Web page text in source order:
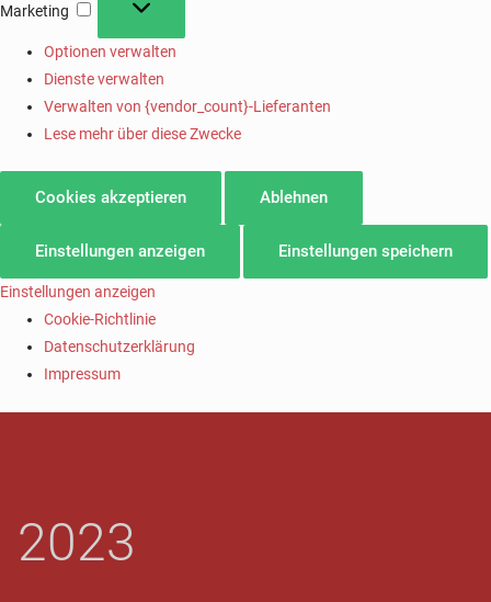
Marketing
Optionen verwalten
Dienste verwalten
Verwalten von {vendor_count}-Lieferanten
Lese mehr über diese Zwecke
Cookies akzeptieren Ablehnen
Einstellungen anzeigen Einstellungen speichern
Einstellungen anzeigen
Cookie-Richtlinie
Datenschutzerklärung
Impressum
BT. L
2023